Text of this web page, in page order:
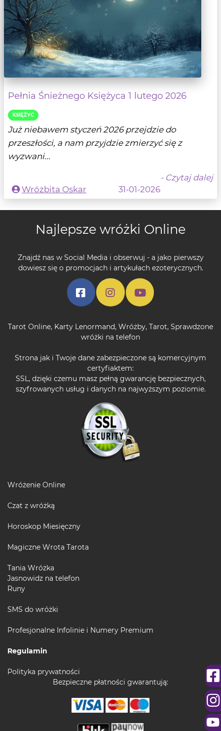
Pełnia Śnieżnego Księżyca 1 lutego 2026
KSIĘŻYC
Już niebawem styczeń 2026 przejdzie do
przeszłości, a nam przyjdzie zmierzyć się z
wyzwani...
- Czytaj dalej
Wróżbita Oskar
31-01-2026
Najlepsze wróżki Online
Znajdź nas w Social Media i obserwuj - a jako pierwszy
dowiesz się o promocjach i artykułach ezoterycznych.
Tarot Online, Karty Lenormand, Wróżby, Tarot, Sprawdzone
wróżki na telefon
Strona jak i Twoje dane zabezpieczone są komercyjnym
certyfiaktem:
SSL, dzięki czemu masz pełną gwarancję bezpiecznych,
szyfrowanych usług i danych na najwyższym poziomie.
Wróżenie Online
Czat z wróżką
Horoskop Miesięczny
Magiczne Wrota Tarota
Tania Wróżka
Jasnowidz na telefon
Runy
SMS do wróżki
Profesjonalne Infolinie i Numery Premium
Regulamin
Polityka prywatności
Bezpieczne płatności gwarantują: